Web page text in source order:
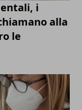
i
alla
le